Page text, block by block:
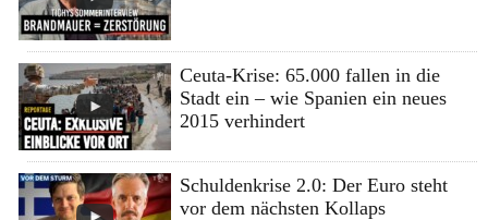
Ceuta-Krise: 65.000 fallen in die
Stadt ein – wie Spanien ein neues
2015 verhindert
Schuldenkrise 2.0: Der Euro steht
vor dem nächsten Kollaps